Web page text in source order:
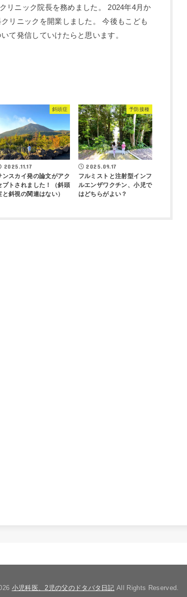
リニック院長を務めました。 2024年4月か
リニックを開業しました。 今後もこども
て発信していけたらと思います。
斜頭症
2025.11.17
ンスカイ発の論文がアク
プトされました！（斜頭
と斜視の関連はない）
予防接種
2025.09.17
フルミストと注射型インフ
ルエンザワクチン、小児で
はどちらがよい？
小児科医、2児の父のドタバタ日記 All Rights Reserved.